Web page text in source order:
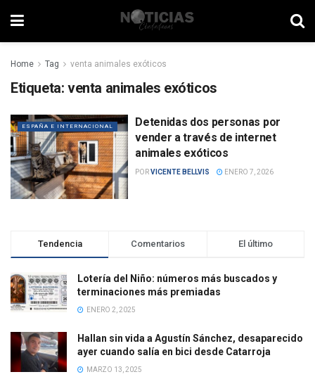
Home Tag venta animales exóticos
Etiqueta: venta animales exóticos
ESPAÑA E INTERNACIONAL
Detenidas dos personas por
vender a través de internet
animales exóticos
PORVICENTE BELLVIS ENERO 7, 2026
Tendencia Comentarios El último
Lotería del Niño: números más buscados y
terminaciones más premiadas
ENERO 2, 2025
Hallan sin vida a Agustín Sánchez, desaparecido
ayer cuando salía en bici desde Catarroja
MARZO 13, 2025